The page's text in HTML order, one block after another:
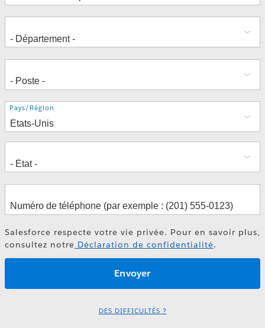
Adresse
Pays/Région
Salesforce respecte votre vie privée. Pour en savoir plus,
consultez notre Déclaration de confidentialité.
DES DIFFICULTÉS ?